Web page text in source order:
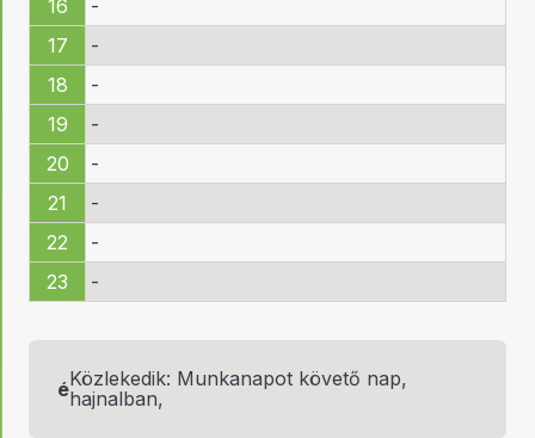
16
-
17
-
18
-
19
-
20
-
21
-
22
-
23
-
éKözlekedik: Munkanapot követő nap,
hajnalban,